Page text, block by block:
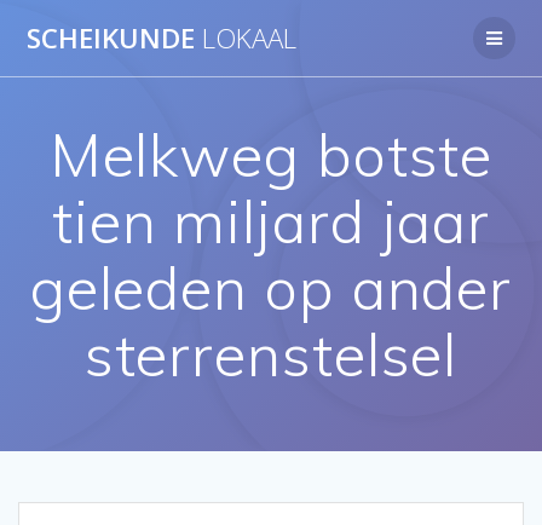
naar
SCHEIKUNDE LOKAAL
Melkweg botste
tien miljard jaar
geleden op ander
sterrenstelsel